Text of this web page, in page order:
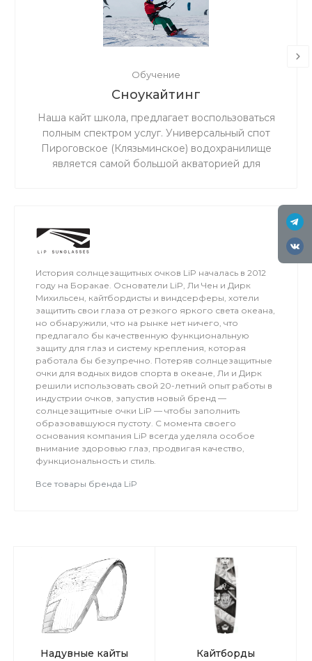
Обучение
Сноукайтинг
Наша кайт школа, предлагает воспользоваться
полным спектром услуг. Универсальный спот
Пироговское (Клязьминское) водохранилище
является самой большой акваторией для
льду мокро или нет снега, мы занимаемся на
История солнцезащитных очков LiP началась в 2012
году на Боракае. Основатели LiP, Ли Чен и Дирк
Михильсен, кайтбордисты и виндсерферы, хотели
защитить свои глаза от резкого яркого света океана,
но обнаружили, что на рынке нет ничего, что
предлагало бы качественную функциональную
защиту для глаз и систему крепления, которая
работала бы безупречно. Потеряв солнцезащитные
очки для водных видов спорта в океане, Ли и Дирк
решили использовать свой 20-летний опыт работы в
индустрии очков, запустив новый бренд —
солнцезащитные очки LiP — чтобы заполнить
образовавшуюся пустоту. С момента своего
основания компания LiP всегда уделяла особое
внимание здоровью глаз, продвигая качество,
функциональность и стиль.
Все товары бренда LiP
Надувные кайты Кайтборды